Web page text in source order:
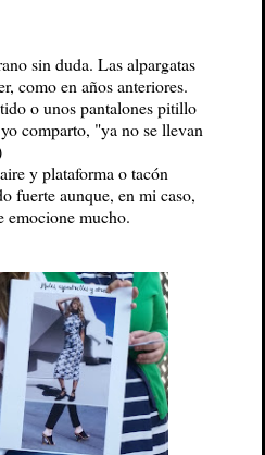
sin duda. Las alpargatas
como en años anteriores.
o unos pantalones pitillo
comparto, "ya no se llevan
y plataforma o tacón
fuerte aunque, en mi caso,
emocione mucho.